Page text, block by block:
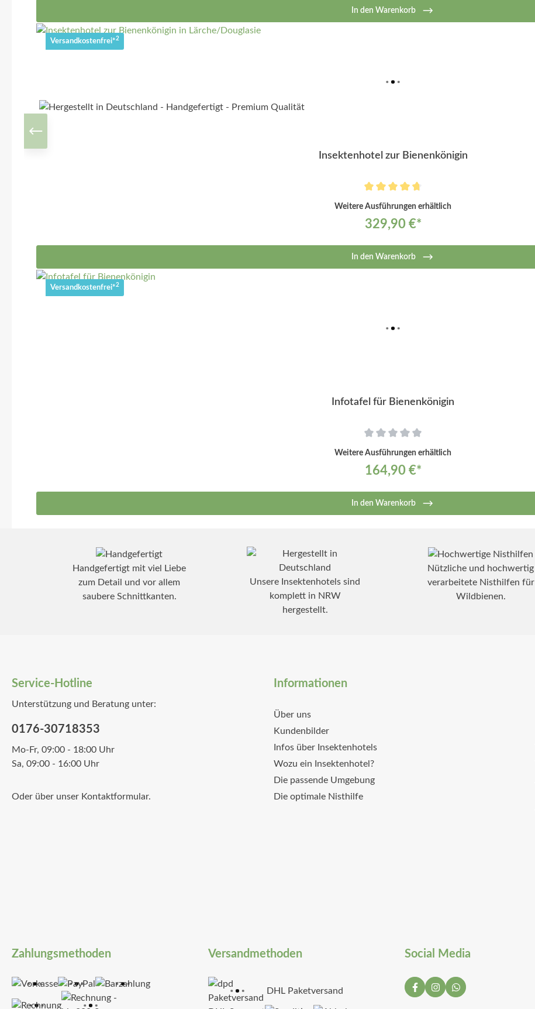
In den Warenkorb
Versandkostenfrei*2
Insektenhotel zur Bienenkönigin
Weitere Ausführungen erhältlich
329,90 €*
In den Warenkorb
Versandkostenfrei*2
Infotafel für Bienenkönigin
Weitere Ausführungen erhältlich
164,90 €*
In den Warenkorb
Handgefertigt mit viel Liebe
zum Detail und vor allem
saubere Schnittkanten.
Unsere Insektenhotels sind
komplett in NRW
hergestellt.
Nützliche und hochwertig
verarbeitete Nisthilfen für
Wildbienen.
Service-Hotline
Unterstützung und Beratung unter:
0176-30718353
Mo-Fr, 09:00 - 18:00 Uhr
Sa, 09:00 - 16:00 Uhr
Oder über unser Kontaktformular.
Informationen
Über uns
Kundenbilder
Infos über Insektenhotels
Wozu ein Insektenhotel?
Die passende Umgebung
Die optimale Nisthilfe
Zahlungsmethoden Versandmethoden
DHL Paketversand
Social Media